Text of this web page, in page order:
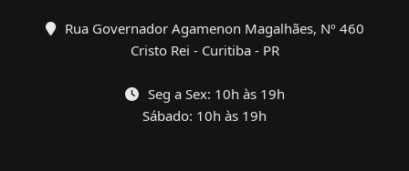
Rua Governador Agamenon Magalhães, Nº 460
Cristo Rei - Curitiba - PR
Seg a Sex: 10h às 19h
Sábado: 10h às 19h